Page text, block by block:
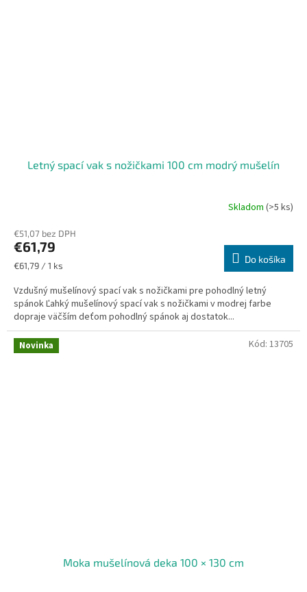
Letný spací vak s nožičkami 100 cm modrý mušelín
Skladom (>5 ks)
€51,07 bez DPH
€61,79
Jednotková
€61,79 / 1 ks
Do košíka
Vzdušný mušelínový spací vak s nožičkami pre pohodlný letný
spánok Ľahký mušelínový spací vak s nožičkami v modrej farbe
dopraje väčším deťom pohodlný spánok aj dostatok...
Novinka
Moka mušelínová deka 100 × 130 cm
Kód: 13705